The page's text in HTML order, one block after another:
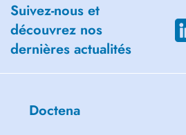
Suivez-nous et
découvrez nos
dernières actualités
Doctena